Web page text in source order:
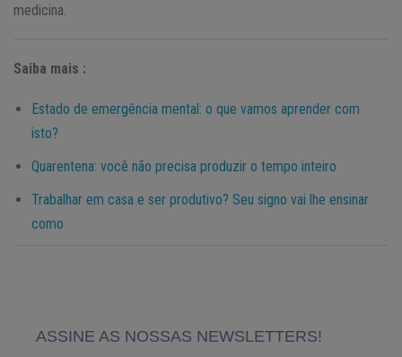
medicina.
Saiba mais :
Estado de emergência mental: o que vamos aprender com
isto?
Quarentena: você não precisa produzir o tempo inteiro
Trabalhar em casa e ser produtivo? Seu signo vai lhe ensinar
como